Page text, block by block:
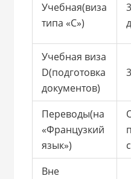
Учебная(виза
типа «С»)
Учебная виза
D(подготовка
документов)
Переводы(на
«Французкий
язык»)
Вне